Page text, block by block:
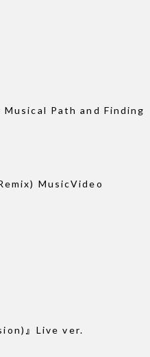
Musical Path and Finding
MusicVideo
』Live ver.